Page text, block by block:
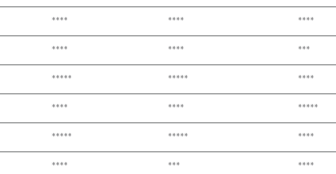
**** **** ****
**** **** ***
***** ***** ****
**** **** *****
***** ***** ****
**** *** ****